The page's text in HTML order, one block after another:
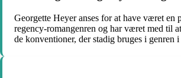
Georgette Heyer anses for at have været en
regency-romangenren og har været med til
de konventioner, der stadig bruges i genren i